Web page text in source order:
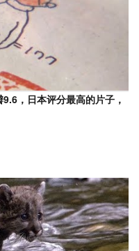
，日本评分最高的片子，